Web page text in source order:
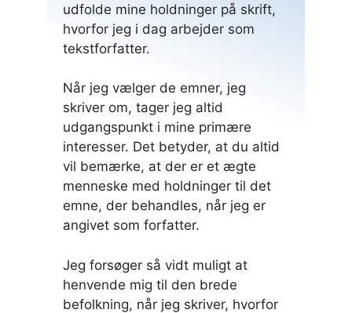
udfolde mine holdninger på skrift,
hvorfor jeg i dag arbejder som
tekstforfatter.
Når jeg vælger de emner, jeg
skriver om, tager jeg altid
udgangspunkt i mine primære
interesser. Det betyder, at du altid
vil bemærke, at der er et ægte
menneske med holdninger til det
emne, der behandles, når jeg er
angivet som forfatter.
Jeg forsøger så vidt muligt at
henvende mig til den brede
befolkning, når jeg skriver, hvorfor